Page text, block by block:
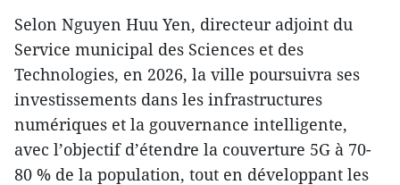
Selon Nguyen Huu Yen, directeur adjoint du
Service municipal des Sciences et des
Technologies, en 2026, la ville poursuivra ses
investissements dans les infrastructures
numériques et la gouvernance intelligente,
avec l’objectif d’étendre la couverture 5G à 70-
80 % de la population, tout en développant les